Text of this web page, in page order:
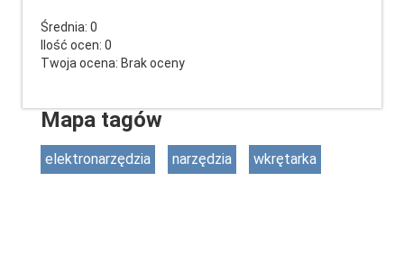
Średnia: 0
Ilość ocen: 0
Twoja ocena: Brak oceny
Mapa tagów
elektronarzędzia narzędzia wkrętarka